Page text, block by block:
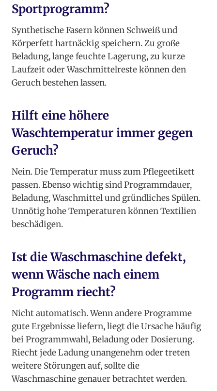
Sportprogramm?
Synthetische Fasern können Schweiß und
Körperfett hartnäckig speichern. Zu große
Beladung, lange feuchte Lagerung, zu kurze
Laufzeit oder Waschmittelreste können den
Geruch bestehen lassen.
Hilft eine höhere
Waschtemperatur immer gegen
Geruch?
Nein. Die Temperatur muss zum Pflegeetikett
passen. Ebenso wichtig sind Programmdauer,
Beladung, Waschmittel und gründliches Spülen.
Unnötig hohe Temperaturen können Textilien
beschädigen.
Ist die Waschmaschine defekt,
wenn Wäsche nach einem
Programm riecht?
Nicht automatisch. Wenn andere Programme
gute Ergebnisse liefern, liegt die Ursache häufig
bei Programmwahl, Beladung oder Dosierung.
Riecht jede Ladung unangenehm oder treten
weitere Störungen auf, sollte die
Waschmaschine genauer betrachtet werden.